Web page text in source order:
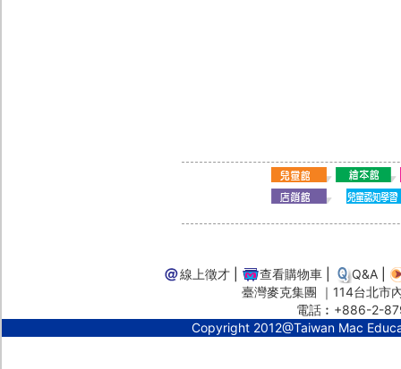
線上徵才 查看購物車 Q&A
臺灣麥克集團 ｜114台北
電話︰+886-2-
Copyright 2012@Taiwan Mac